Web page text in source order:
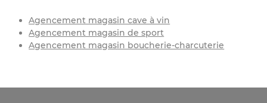
Agencement magasin cave à vin
Agencement magasin de sport
Agencement magasin boucherie-charcuterie